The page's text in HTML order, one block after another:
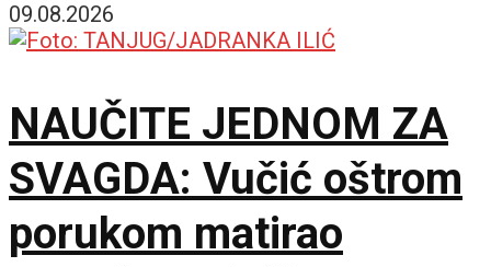
istinu
09.08.2026
NAUČITE JEDNOM ZA
SVAGDA: Vučić oštrom
porukom matirao